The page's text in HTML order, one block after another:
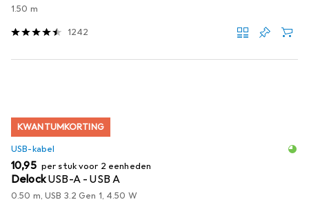
1.50 m
1242
KWANTUMKORTING
USB-kabel
EUR
10,95 per stuk voor 2 eenheden
DelockUSB-A - USB A
0.50 m, USB 3.2 Gen 1, 4.50 W